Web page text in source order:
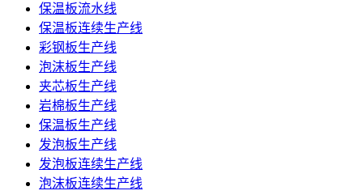
保温板流水线
保温板连续生产线
彩钢板生产线
泡沫板生产线
夹芯板生产线
岩棉板生产线
保温板生产线
发泡板生产线
发泡板连续生产线
泡沫板连续生产线